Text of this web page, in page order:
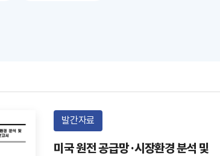
발간자료
미국 원전 공급망 ·시장환경 분석 및